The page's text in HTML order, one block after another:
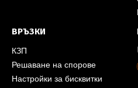
ВРЪЗКИ
КЗП
Решаване на спорове
Настройки за бисквитки